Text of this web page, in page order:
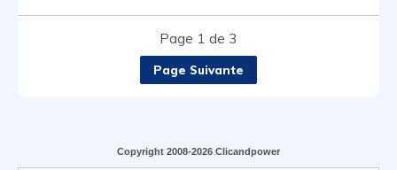
Page 1 de 3
Page Suivante
Copyright 2008-2026 Clicandpower